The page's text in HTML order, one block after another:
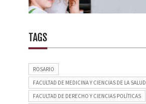
TAGS
ROSARIO
FACULTAD DE MEDICINA Y CIENCIAS DE LA SALUD
FACULTAD DE DERECHO Y CIENCIAS POLÍTICAS